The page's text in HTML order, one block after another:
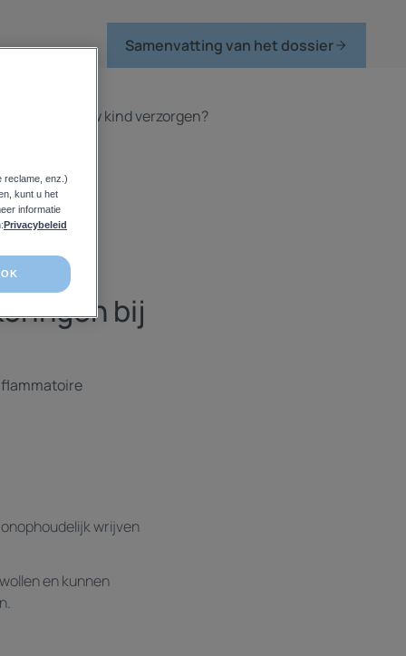
Samenvatting van het dossier
huid van uw kind verzorgen?
bij
bij
wrijven
en kunnen
reclame, enz.)
kunt u het
informatie
Privacybeleid
OK